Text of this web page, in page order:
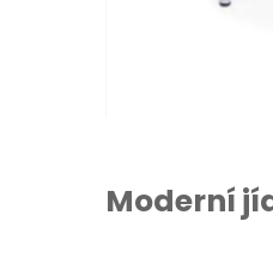
Moderní